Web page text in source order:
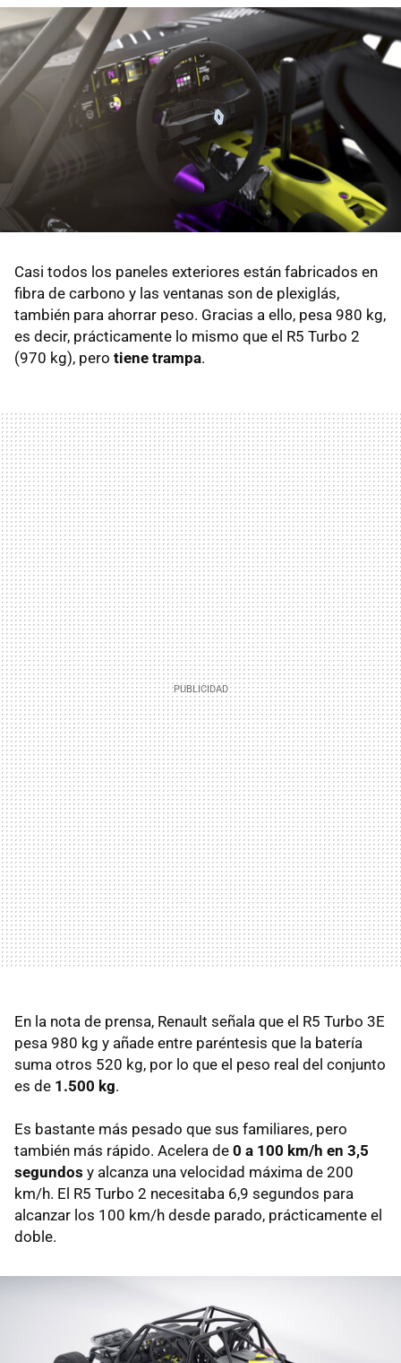
Casi todos los paneles exteriores están fabricados en
fibra de carbono y las ventanas son de plexiglás,
también para ahorrar peso. Gracias a ello, pesa 980 kg,
es decir, prácticamente lo mismo que el R5 Turbo 2
(970 kg), pero tiene trampa.
En la nota de prensa, Renault señala que el R5 Turbo 3E
pesa 980 kg y añade entre paréntesis que la batería
suma otros 520 kg, por lo que el peso real del conjunto
es de 1.500 kg.
Es bastante más pesado que sus familiares, pero
también más rápido. Acelera de 0 a 100 km/h en 3,5
segundos y alcanza una velocidad máxima de 200
km/h. El R5 Turbo 2 necesitaba 6,9 segundos para
alcanzar los 100 km/h desde parado, prácticamente el
doble.